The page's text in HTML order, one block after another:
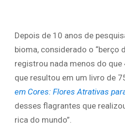
Depois de 10 anos de
bioma, considerado o “berço
registrou nada menos do que
que resultou em um livro de
em Cores: Flores Atrativas
desses flagrantes que
rica do mundo”.